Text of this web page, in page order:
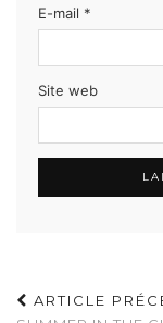
E-mail *
Site web
ARTICLE